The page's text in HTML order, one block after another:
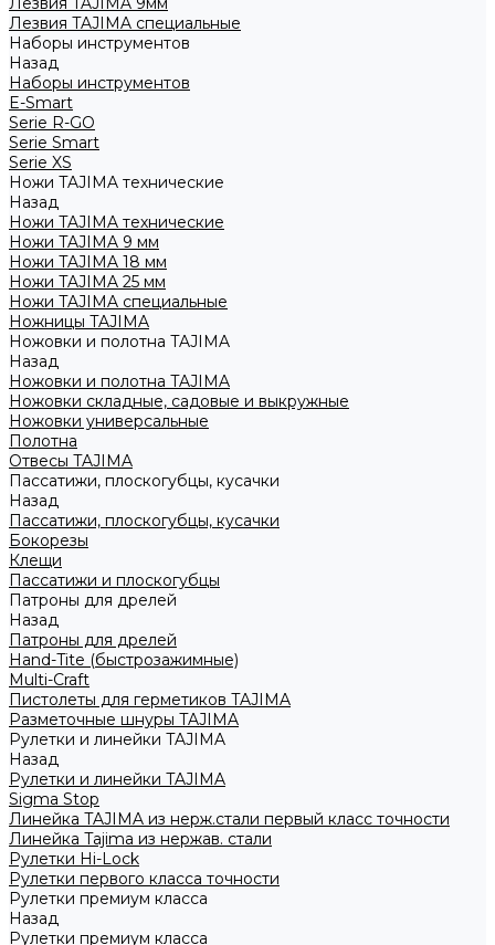
Лезвия TAJIMA специальные
Наборы инструментов
Назад
Наборы инструментов
E-Smart
Serie R-GO
Serie Smart
Serie XS
Ножи TAJIMA технические
Назад
Ножи TAJIMA технические
Ножи TAJIMA 9 мм
Ножи TAJIMA 18 мм
Ножи TAJIMA 25 мм
Ножи TAJIMA специальные
Ножницы TAJIMA
Ножовки и полотна TAJIMA
Назад
Ножовки и полотна TAJIMA
Ножовки складные, садовые и выкружные
Ножовки универсальные
Полотна
Отвесы TAJIMA
Пассатижи, плоскогубцы, кусачки
Назад
Пассатижи, плоскогубцы, кусачки
Бокорезы
Клещи
Пассатижи и плоскогубцы
Патроны для дрелей
Назад
Патроны для дрелей
Hand-Tite (быстрозажимные)
Multi-Craft
Пистолеты для герметиков TAJIMA
Разметочные шнуры TAJIMA
Рулетки и линейки TAJIMA
Назад
Рулетки и линейки TAJIMA
Sigma Stop
Линейка TAJIMA из нерж.стали первый класс точности
Линейка Tajima из нержав. стали
Рулетки Hi-Lock
Рулетки первого класса точности
Рулетки премиум класса
Назад
Рулетки премиум класса